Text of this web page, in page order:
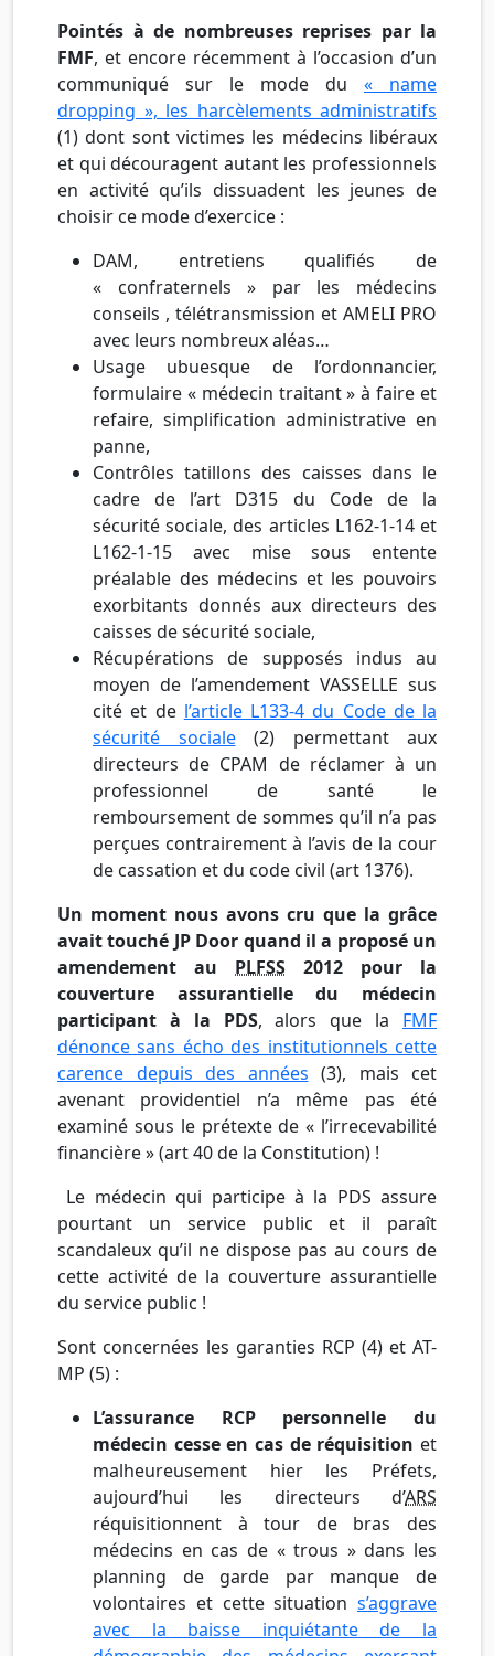
Pointés à de nombreuses reprises par la
FMF, et encore récemment à l’occasion d’un
communiqué sur le mode du « name
dropping », les harcèlements administratifs
(1) dont sont victimes les médecins libéraux
et qui découragent autant les professionnels
en activité qu’ils dissuadent les jeunes de
choisir ce mode d’exercice :
DAM, entretiens qualifiés de
« confraternels » par les médecins
conseils , télétransmission et AMELI PRO
avec leurs nombreux aléas…
Usage ubuesque de l’ordonnancier,
formulaire « médecin traitant » à faire et
refaire, simplification administrative en
panne,
Contrôles tatillons des caisses dans le
cadre de l’art D315 du Code de la
sécurité sociale, des articles L162-1-14et
L162-1-15 avec mise sous entente
préalable des médecins et les pouvoirs
exorbitants donnés aux directeurs des
caisses de sécurité sociale,
Récupérations de supposés indus au
moyen de l’amendement VASSELLE sus
cité et de l’article L133-4 du Code de la
sécurité sociale(2) permettant aux
directeurs de CPAM de réclamer à un
professionnel de santé le
remboursement de sommes qu’il n’a pas
perçues contrairement à l’avis de la cour
de cassation et du code civil (art 1376).
Un moment nous avons cru que la grâce
avait touché JP Door quand il a proposé un
amendement au PLFSS 2012 pour la
couverture assurantielledu médecin
participant à la PDS, alors que la FMF
dénonce sans écho des institutionnels cette
carence depuis des années (3), mais cet
avenant providentiel n’a même pas été
examiné sous le prétexte de « l’irrecevabilité
financière » (art 40 de la Constitution) !
Le médecin qui participe à la PDS assure
pourtant un service public et il paraît
scandaleux qu’il ne dispose pas au cours de
cette activité de la couverture assurantielle
du service public !
Sont concernées les garanties RCP (4) et AT-
MP (5) :
L’assurance RCP personnelle du
médecin cesse en cas de réquisition et
malheureusement hier les Préfets,
aujourd’hui les directeurs d’ARS
réquisitionnent à tour de bras des
médecins en cas de « trous » dans les
planning de garde par manque de
volontaires et cette situation s’aggrave
avec la baisse inquiétante de la